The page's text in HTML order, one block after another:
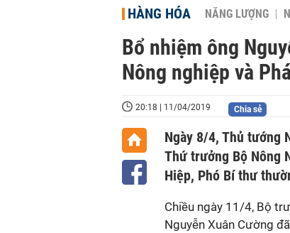
HÀNG HÓA NĂNG LƯỢNG
Bổ nhiệm ông
Nông nghiệp và
20:18 | 11/04/2019 Chia sẻ
Ngày 8/4, Thủ tướng
Thứ trưởng Bộ Nông
Hiệp, Phó Bí thư
Chiều ngày 11/4, Bộ
Nguyễn Xuân Cường